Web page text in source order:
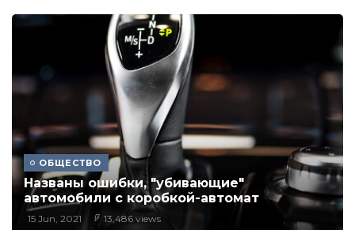
ОБЩЕСТВО
Названы ошибки, "убивающие"
автомобили с коробкой-автомат
15 Jun, 2021 13,486 views